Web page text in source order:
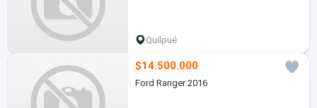
Quilpué
$14.500.000
Ford Ranger 2016